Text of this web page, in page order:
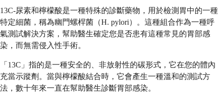
13C-尿素和檸檬酸是一種特殊的診斷藥物，用於檢測胃中的一種
特定細菌，稱為幽門螺桿菌（H. pylori）。這種組合作為一種呼
氣測試解決方案，幫助醫生確定您是否患有這種常見的胃部感
染，而無需侵入性手術。
「13C」指的是一種安全的、非放射性的碳形式，它在您的體內
充當示蹤劑。當與檸檬酸結合時，它會產生一種溫和的測試方
法，數十年來一直在幫助醫生診斷胃部感染。